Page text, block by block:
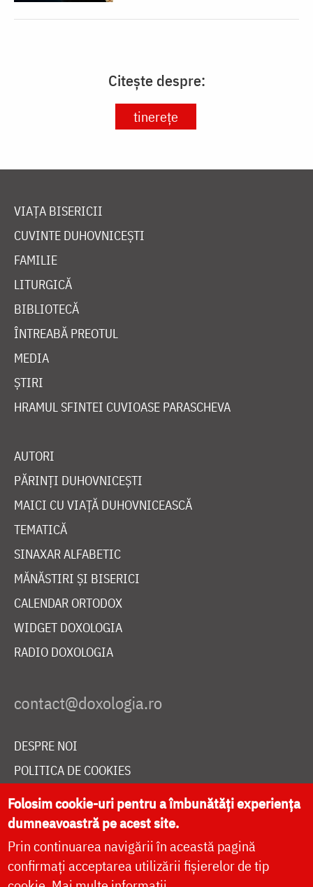
Citește despre:
tinerețe
VIAȚA BISERICII
CUVINTE DUHOVNICEȘTI
FAMILIE
LITURGICĂ
BIBLIOTECĂ
ÎNTREABĂ PREOTUL
MEDIA
ȘTIRI
HRAMUL SFINTEI CUVIOASE PARASCHEVA
AUTORI
PĂRINȚI DUHOVNICEȘTI
MAICI CU VIAȚĂ DUHOVNICEASCĂ
TEMATICĂ
SINAXAR ALFABETIC
MĂNĂSTIRI ȘI BISERICI
CALENDAR ORTODOX
WIDGET DOXOLOGIA
RADIO DOXOLOGIA
DESPRE NOI
POLITICA DE COOKIES
DONEAZĂ ONLINE PENTRU CATEDRALA NAȚIONALĂ
LIVE
Folosim cookie-uri pentru a îmbunătăți experiența
dumneavoastră pe acest site.
Prin continuarea navigării în această pagină
confirmați acceptarea utilizării fișierelor de tip